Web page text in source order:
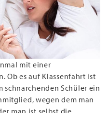
mit einer
Ob es auf Klassenfahrt ist
Schüler ein
wegen dem man
man ist selbst die